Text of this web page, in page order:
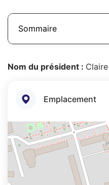
Sommaire
Nom du président : Claire
Emplacement
+
−